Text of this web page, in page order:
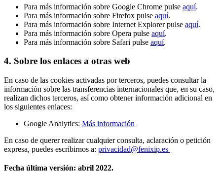
Para más información sobre Google Chrome pulse aquí.
Para más información sobre Firefox pulse aquí.
Para más información sobre Internet Explorer pulse aquí.
Para más información sobre Opera pulse aquí.
Para más información sobre Safari pulse aquí.
4. Sobre los enlaces a otras web
En caso de las cookies activadas por terceros, puedes consultar la
información sobre las transferencias internacionales que, en su caso,
realizan dichos terceros, así como obtener información adicional en
los siguientes enlaces:
Google Analytics: Más información
En caso de querer realizar cualquier consulta, aclaración o petición
expresa, puedes escribirnos a: privacidad@fenixip.es
Fecha última versión: abril 2022.